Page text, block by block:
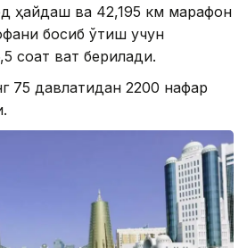
ҳайдаш ва 42,195 км марафон
босиб ўтиш учун
соат вақт берилади.
75 давлатидан 2200 нафар